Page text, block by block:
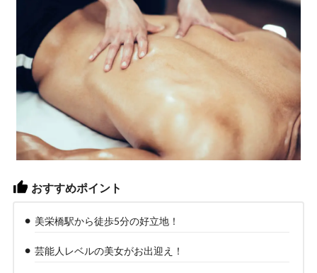
おすすめポイント
美栄橋駅から徒歩5分の好立地！
芸能人レベルの美女がお出迎え！